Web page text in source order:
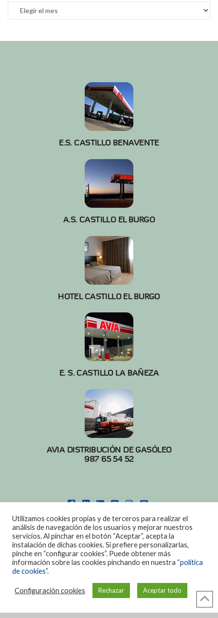
Archivos
E.S. CASTILLO BENAVENTE
A.S. CASTILLO EL BURGO
HOTEL CASTILLO EL BURGO
E. S. CASTILLO LA BAÑEZA
AVIA DISTRIBUCIÓN DE GASÓLEO
987 65 54 52
POLITICA DE COOKIES|AVISO LEGAL
DISEÑO: DIAN SISTEMAS
Utilizamos cookies propias y de terceros para realizar el
análisis de navegación de los usuarios y mejorar nuestros
servicios. Al pinchar en el botón “Aceptar”, acepta la
instalación de dichas cookies. Si prefiere personalizarlas,
pinche en “configurar cookies”. Puede obtener más
información sobre las cookies pinchando en nuestra “política
de cookies”.
Configuración cookies Rechazar Aceptar todo